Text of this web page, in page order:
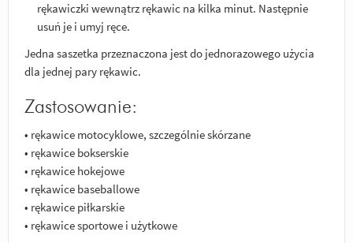
rękawiczki wewnątrz rękawic na kilka minut. Następnie
usuń je i umyj ręce.
Jedna saszetka przeznaczona jest do jednorazowego użycia
dla jednej pary rękawic.
Zastosowanie:
• rękawice motocyklowe, szczególnie skórzane
• rękawice bokserskie
• rękawice hokejowe
• rękawice baseballowe
• rękawice piłkarskie
• rękawice sportowe i użytkowe